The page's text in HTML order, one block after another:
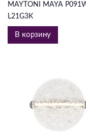
MAYTONI MAYA
L21G3K
В корзину